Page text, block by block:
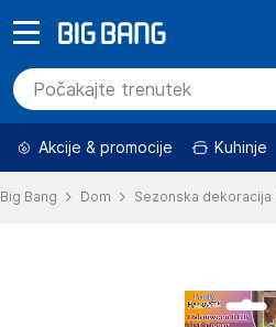
Akcije & promocije Kuhinje
Big Bang Dom Sezonska dekoracija